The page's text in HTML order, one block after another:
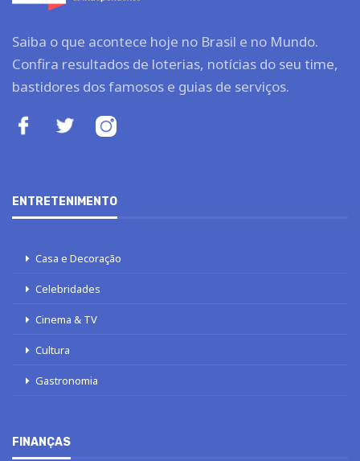
Saiba o que acontece hoje no Brasil e no Mundo.
Confira resultados de loterias, notícias do seu time,
bastidores dos famosos e guias de serviços.
ENTRETENIMENTO
Casa e Decoração
Celebridades
Cinema & TV
Cultura
Gastronomia
FINANÇAS